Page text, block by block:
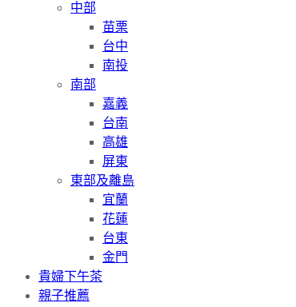
中部
苗栗
台中
南投
南部
嘉義
台南
高雄
屏東
東部及離島
宜蘭
花蓮
台東
金門
貴婦下午茶
親子推薦